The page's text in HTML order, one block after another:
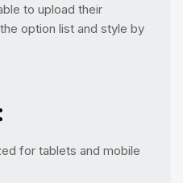
to upload their
option list and style by
for tablets and mobile